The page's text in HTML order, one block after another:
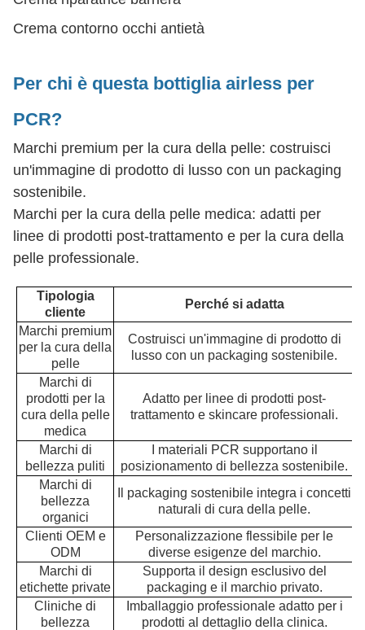
Crema contorno occhi antietà
Per chi è questa bottiglia airless per
PCR?
Marchi premium per la cura della pelle: costruisci
un'immagine di prodotto di lusso con un packaging
sostenibile.
Marchi per la cura della pelle medica: adatti per
linee di prodotti post-trattamento e per la cura della
pelle professionale.
Tipologia
cliente
Perché si adatta
Marchi premium
per la cura della
pelle
Costruisci un'immagine di prodotto di
lusso con un packaging sostenibile.
Marchi di
prodotti per la
cura della pelle
medica
Adatto per linee di prodotti post-
trattamento e skincare professionali.
Marchi di
bellezza puliti
I materiali PCR supportano il
posizionamento di bellezza sostenibile.
Marchi di
bellezza
organici
Il packaging sostenibile integra i concetti
naturali di cura della pelle.
Clienti OEM e
ODM
Personalizzazione flessibile per le
diverse esigenze del marchio.
Marchi di
etichette private
Supporta il design esclusivo del
packaging e il marchio privato.
Cliniche di
bellezza
Imballaggio professionale adatto per i
prodotti al dettaglio della clinica.